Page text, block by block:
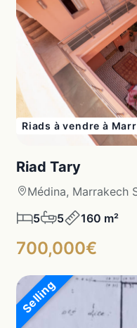
Riads à vendre à
Riad Tary
Médina, Marrakech
5
5 160 m²
700,000€
Selling